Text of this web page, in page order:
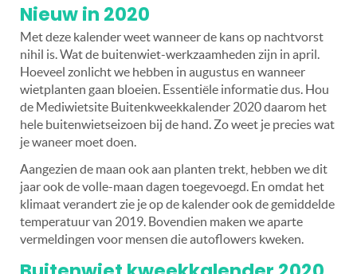
Nieuw in 2020
Met deze kalender weet wanneer de kans op nachtvorst
nihil is. Wat de buitenwiet-werkzaamheden zijn in april.
Hoeveel zonlicht we hebben in augustus en wanneer
wietplanten gaan bloeien. Essentiële informatie dus. Hou
de Mediwietsite Buitenkweekkalender 2020 daarom het
hele buitenwietseizoen bij de hand. Zo weet je precies wat
je waneer moet doen.
Aangezien de maan ook aan planten trekt, hebben we dit
jaar ook de volle-maan dagen toegevoegd. En omdat het
klimaat verandert zie je op de kalender ook de gemiddelde
temperatuur van 2019. Bovendien maken we aparte
vermeldingen voor mensen die autoflowers kweken.